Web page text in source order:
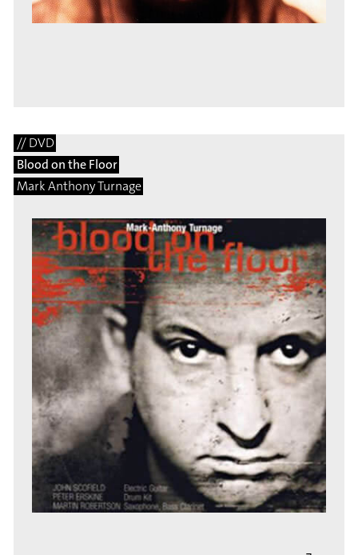
// DVD
Blood on the Floor
Mark Anthony Turnage